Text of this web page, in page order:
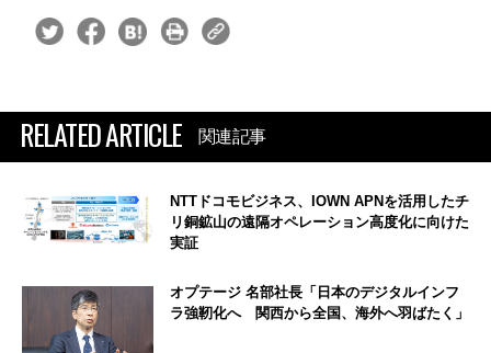
RELATED ARTICLE 関連記事
NTTドコモビジネス、IOWN APNを活用したチ
リ銅鉱山の遠隔オペレーション高度化に向けた
実証
オプテージ 名部社長「日本のデジタルインフ
ラ強靭化へ 関西から全国、海外へ羽ばたく」